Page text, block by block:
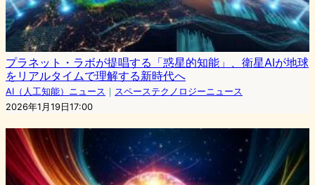
プラネット・ラボが提唱する「惑星的知能」、衛星AIが地球
をリアルタイムで理解する新時代へ
AI（人工知能）ニュース ｜ スペーステクノロジーニュース
2026年1月19日17:00